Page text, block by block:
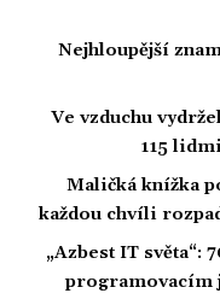
Nejhloupější
Ve vzduchu
115
Maličká knížka
každou chvíli
„Azbest IT světa“:
programovacím